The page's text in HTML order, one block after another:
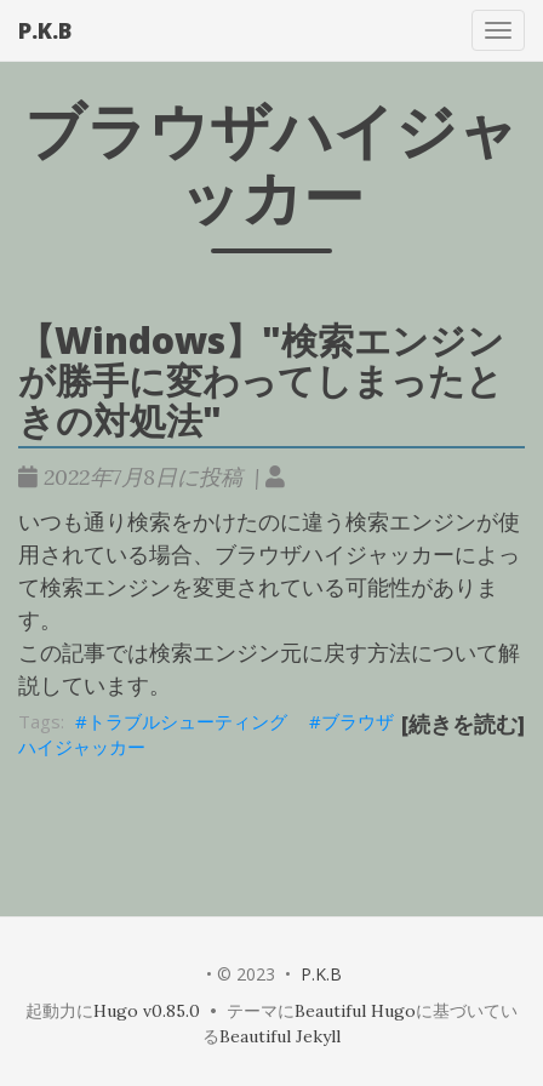
メ
ニ
ー
P.K.B
ブラウザハイジャ
ッカー
【Windows】"検索エンジン
が勝手に変わってしまったと
きの対処法"
2022年7月8日に投稿 |
いつも通り検索をかけたのに違う検索エンジンが使
用されている場合、ブラウザハイジャッカーによっ
て検索エンジンを変更されている可能性がありま
す。
この記事では検索エンジン元に戻す方法について解
説しています。
[続きを読む]
トラブルシューティング
ブラウザ
ハイジャッカー
• © 2023 • P.K.B
起動力にHugo v0.85.0 • テーマにBeautiful Hugoに基づいてい
るBeautiful Jekyll